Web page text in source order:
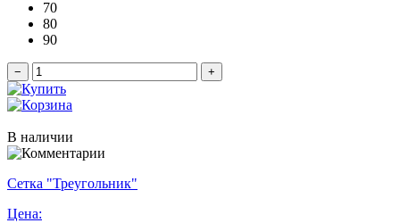
70
80
90
− +
В наличии
Сетка "Треугольник"
Цена: